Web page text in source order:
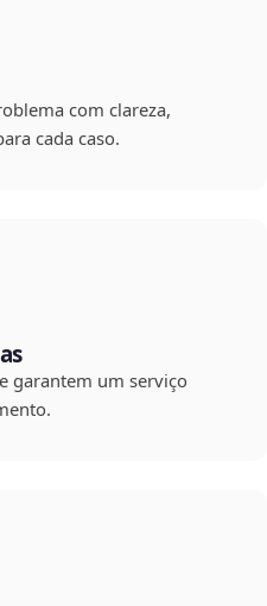
com clareza,
cada caso.
garantem um serviço